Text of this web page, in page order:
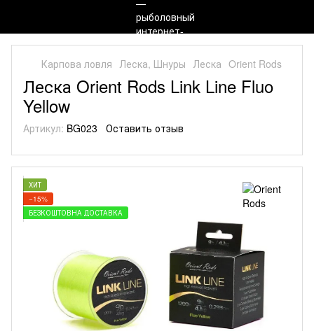
Карпова ловля Леска, Шнуры Леска Orient Rods
Леска Orient Rods Link Line Fluo
Yellow
Артикул: BG023 Оставить отзыв
ХИТ
−15%
БЕЗКОШТОВНА ДОСТАВКА